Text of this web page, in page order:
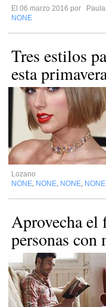
El 06 marzo 2016 por
NONE
Tres estilos
esta
Lozano
NONE NONE NONE NONE
Aprovecha el
personas con